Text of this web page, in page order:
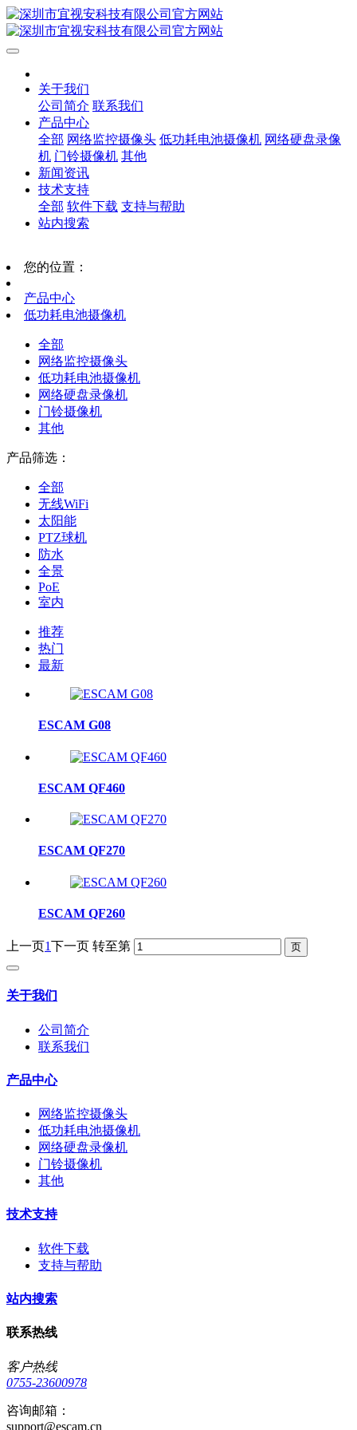
关于我们
公司简介 联系我们
产品中心
全部 网络监控摄像头 低功耗电池摄像机 网络硬盘录像
机 门铃摄像机 其他
新闻资讯
技术支持
全部 软件下载 支持与帮助
站内搜索
您的位置：
产品中心
低功耗电池摄像机
全部
网络监控摄像头
低功耗电池摄像机
网络硬盘录像机
门铃摄像机
其他
产品筛选：
全部
无线WiFi
太阳能
PTZ球机
防水
全景
PoE
室内
推荐
热门
最新
ESCAM G08
ESCAM QF460
ESCAM QF270
ESCAM QF260
上一页1下一页 转至第
关于我们
公司简介
联系我们
产品中心
网络监控摄像头
低功耗电池摄像机
网络硬盘录像机
门铃摄像机
其他
技术支持
软件下载
支持与帮助
站内搜索
联系热线
客户热线
0755-23600978
咨询邮箱：
support@escam.cn